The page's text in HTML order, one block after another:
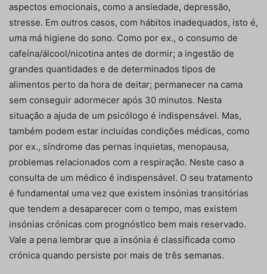
aspectos emocionais, como a ansiedade, depressão,
stresse. Em outros casos, com hábitos inadequados, isto é,
uma má higiene do sono. Como por ex., o consumo de
cafeína/álcool/nicotina antes de dormir; a ingestão de
grandes quantidades e de determinados tipos de
alimentos perto da hora de deitar; permanecer na cama
sem conseguir adormecer após 30 minutos. Nesta
situação a ajuda de um psicólogo é indispensável. Mas,
também podem estar incluídas condições médicas, como
por ex., síndrome das pernas inquietas, menopausa,
problemas relacionados com a respiração. Neste caso a
consulta de um médico é indispensável. O seu tratamento
é fundamental uma vez que existem insónias transitórias
que tendem a desaparecer com o tempo, mas existem
insónias crónicas com prognóstico bem mais reservado.
Vale a pena lembrar que a insónia é classificada como
crónica quando persiste por mais de três semanas.